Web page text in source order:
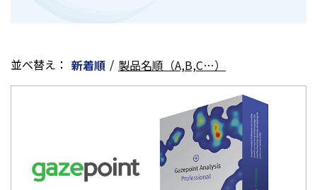
並べ替え： 新着順 / 製品名順（A,B,C…）